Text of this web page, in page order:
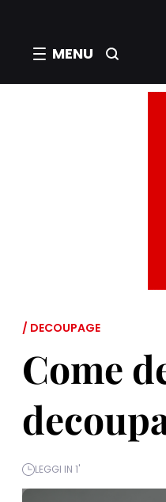
MENU
/ DECOUPAGE
Come
LEGGI IN 1'